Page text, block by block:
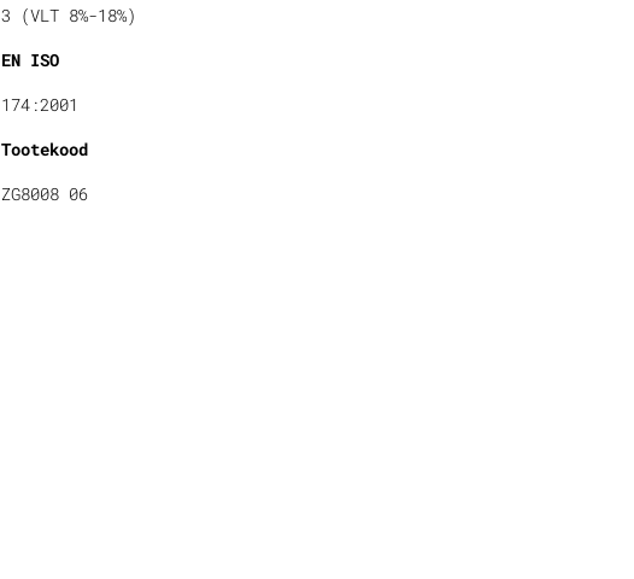
3 (VLT 8%-18%)
EN ISO
174:2001
Tootekood
ZG8008 06